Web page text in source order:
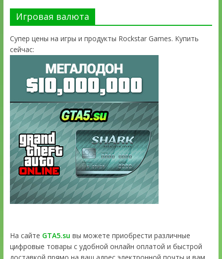
Игровая валюта
Супер цены на игры и продукты Rockstar Games. Купить
сейчас:
На сайте GTA5.su вы можете приобрести различные
цифровые товары с удобной онлайн оплатой и быстрой